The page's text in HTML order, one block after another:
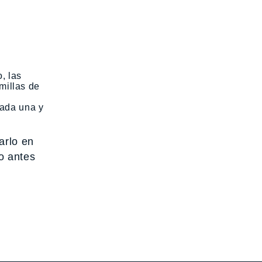
las
de
una y
en
antes